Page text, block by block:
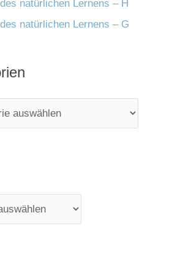
natürlichen Lernens – H
natürlichen Lernens – G